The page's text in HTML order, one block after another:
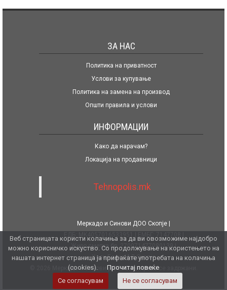
ЗА НАС
Политика на приватност
Услови за купување
Политика на замена на производ
Општи правила и услови
ИНФОРМАЦИИ
Како да нарачам?
Локација на продавници
Tehnopolis.mk
Меркадо и Синови ДОО Скопје
Жиро сметка бр. 270071477080139
Халк Банка АД Скопје
© 2026 Меркадо и Синови ДОО. Сите права се задржани.
Веб страницата користи колачиња за да ви овозможиме најдобро
можно корисничко искуство. Со продолжување на користењето на
нашата интернет страница ја прифаќате употребата на колачиња
(cookies).
Прочитај повеќе
Се согласувам
Не се согласувам